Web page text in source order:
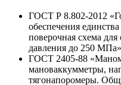
ГОСТ Р 8.802-2012
обеспечения
поверочная схема
давления до 250
ГОСТ 2405-88
мановаккумметры,
тягонапоромеры.